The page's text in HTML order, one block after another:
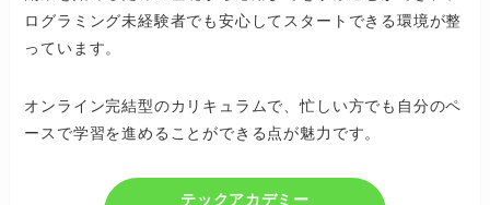
ログラミング未経験者でも安心してスタートできる環境が整
っています。
オンライン完結型のカリキュラムで、忙しい方でも自分のペ
ースで学習を進めることができる点が魅力です。
テックアカデミー